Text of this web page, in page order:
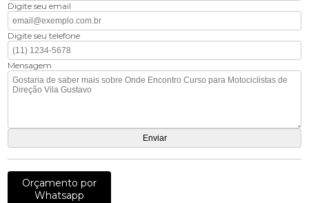
Digite seu email
Digite seu telefone
Mensagem
Orçamento por
Whatsapp